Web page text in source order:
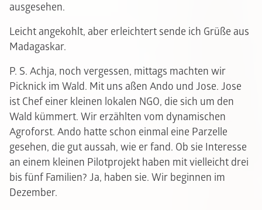
ausgesehen.
Leicht angekohlt, aber erleichtert sende ich Grüße aus
Madagaskar.
P. S. Achja, noch vergessen, mittags machten wir
Picknick im Wald. Mit uns aßen Ando und Jose. Jose
ist Chef einer kleinen lokalen NGO, die sich um den
Wald kümmert. Wir erzählten vom dynamischen
Agroforst. Ando hatte schon einmal eine Parzelle
gesehen, die gut aussah, wie er fand. Ob sie Interesse
an einem kleinen Pilotprojekt haben mit vielleicht drei
bis fünf Familien? Ja, haben sie. Wir beginnen im
Dezember.